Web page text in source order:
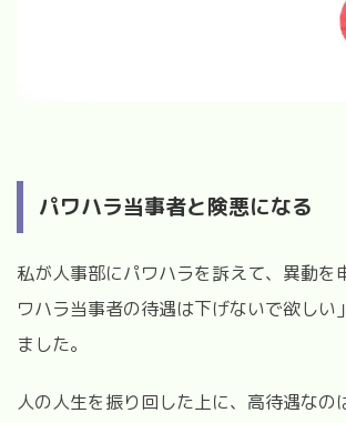
パワハラ当事者と険悪になる
私が人事部にパワハラを訴えて、異動を
ワハラ当事者の待遇は下げないで欲しい
ました。
人の人生を振り回した上に、高待遇なの